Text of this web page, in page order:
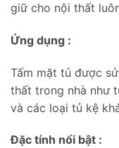
giữ cho nội thất
Ứng dụng :
Tấm mặt tủ được
thất trong nhà như
và các loại tủ kệ
Đặc tính nổi bật :